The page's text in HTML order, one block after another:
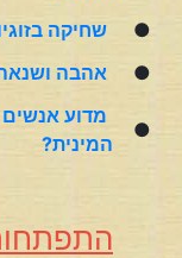
●
שחיקה
●
אהבה
●
מדוע
המינית?